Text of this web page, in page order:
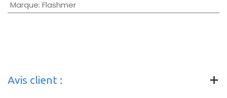
Marque: Flashmer
Avis client :